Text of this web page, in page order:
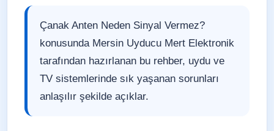
Çanak Anten Neden Sinyal Vermez?
konusunda Mersin Uyducu Mert Elektronik
tarafından hazırlanan bu rehber, uydu ve
TV sistemlerinde sık yaşanan sorunları
anlaşılır şekilde açıklar.